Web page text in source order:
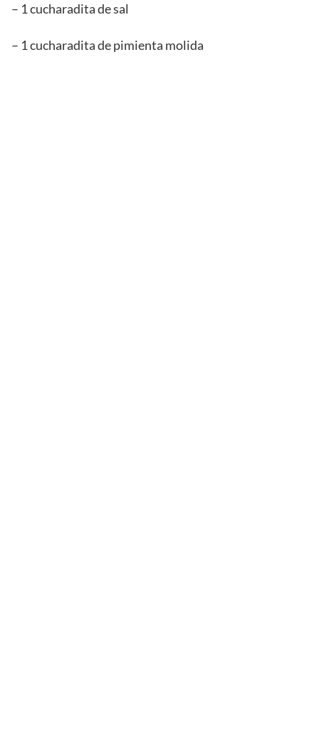
– 1 cucharadita de sal
– 1 cucharadita de pimienta molida